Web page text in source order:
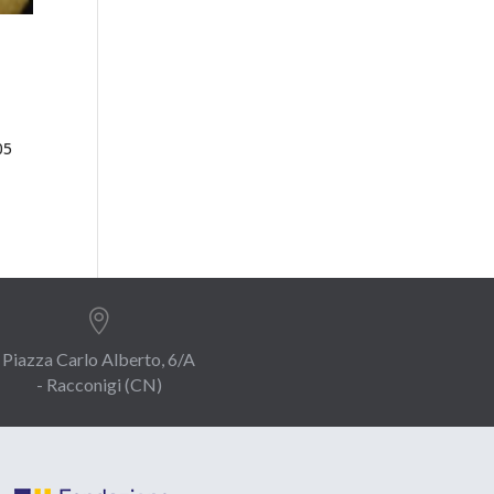

Piazza Carlo Alberto, 6/A
- Racconigi (CN)